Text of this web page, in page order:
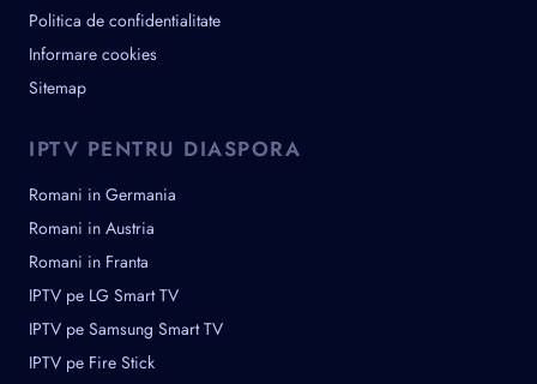
Politica de confidentialitate
Informare cookies
Sitemap
IPTV PENTRU DIASPORA
Romani in Germania
Romani in Austria
Romani in Franta
IPTV pe LG Smart TV
IPTV pe Samsung Smart TV
IPTV pe Fire Stick